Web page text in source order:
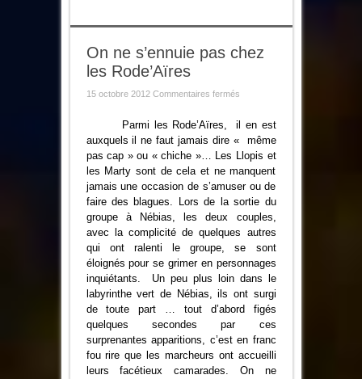
On ne s’ennuie pas chez
les Rode’Aïres
15 octobre 2012 Commentaires ferméssur
s’ennuie
chez
les
Rode’Aïres
Parmi les Rode’Aïres, il en est
auxquels il ne faut jamais dire « même
pas cap » ou « chiche »… Les Llopis et
les Marty sont de cela et ne manquent
jamais une occasion de s’amuser ou de
faire des blagues. Lors de la sortie du
groupe à Nébias, les deux couples,
avec la complicité de quelques autres
qui ont ralenti le groupe, se sont
éloignés pour se grimer en personnages
inquiétants. Un peu plus loin dans le
labyrinthe vert de Nébias, ils ont surgi
de toute part … tout d’abord figés
quelques secondes par ces
surprenantes apparitions, c’est en franc
fou rire que les marcheurs ont accueilli
leurs facétieux camarades. On ne